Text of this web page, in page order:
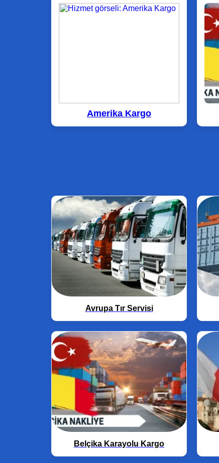
Amerika Kargo
Avrupa Tır Servisi
Belçika Karayolu Kargo